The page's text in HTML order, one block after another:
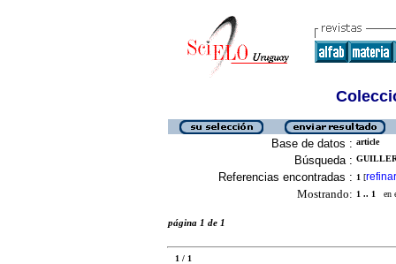
Base de datos : article
Búsqueda :
Referencias encontradas : 1 [refinar
Mostrando: 1 .. 1 en
página 1 de 1
1 / 1